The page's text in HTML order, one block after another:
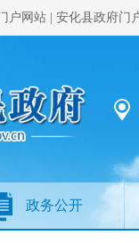
户网站 安化县政府门
政务公开